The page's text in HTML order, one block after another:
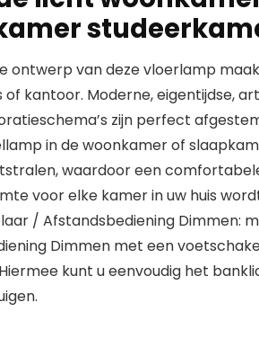
ontwerp van deze vloerlamp
of kantoor. Moderne, eigentijdse,
zijn perfect
in de woonkamer of
waardoor een
voor elke kamer in uw huis
/ Afstandsbediening Dimmen:
Dimmen met een
kunt u eenvoudig het